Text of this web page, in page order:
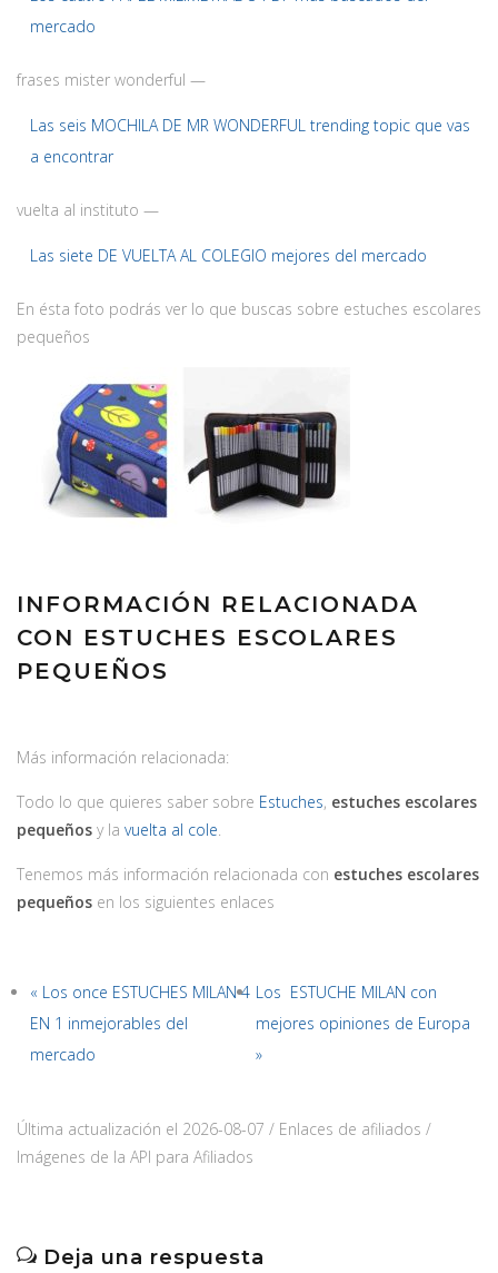
mercado
frases mister wonderful —
Las seis MOCHILA DE MR WONDERFUL trending topic que vas
a encontrar
vuelta al instituto —
Las siete DE VUELTA AL COLEGIO mejores del mercado
En ésta foto podrás ver lo que buscas sobre estuches escolares
pequeños
INFORMACIÓN RELACIONADA
CON ESTUCHES ESCOLARES
PEQUEÑOS
Más información relacionada:
Todo lo que quieres saber sobre Estuches, estuches escolares
pequeños y la vuelta al cole.
Tenemos más información relacionada con estuches escolares
pequeños en los siguientes enlaces
« Los once ESTUCHES MILAN 4
EN 1 inmejorables del
mercado
Los ESTUCHE MILAN con
mejores opiniones de Europa
»
Última actualización el 2026-08-07 / Enlaces de afiliados /
Imágenes de la API para Afiliados
Deja una respuesta